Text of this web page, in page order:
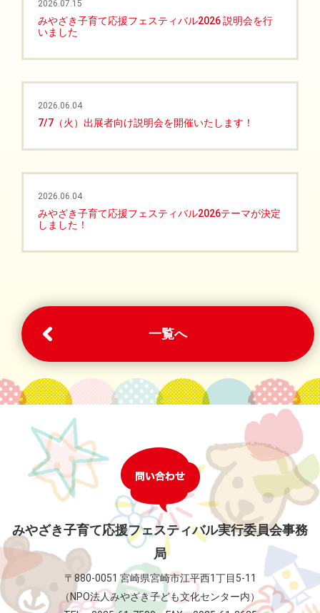
2026.07.15
みやざき子育て応援フェスティバル2026 説明会を行
いました
2026.06.04
7/7（火）出展者向け説明会を開催いたします！
2026.06.04
みやざき子育て応援フェスティバル2026テーマが決定
しました！
一覧へ
みやざき子育て応援フェスティバル実行委員会事務
局
〒880-0051 宮崎県宮崎市江平西1丁目5-11
（NPO法人みやざき子ども文化センター内）